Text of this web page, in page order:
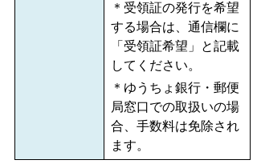
＊受領証の発行を希望
する場合は、通信欄に
「受領証希望」と記載
してください。
＊ゆうちょ銀行・郵便
局窓口での取扱いの場
合、手数料は免除され
ます。